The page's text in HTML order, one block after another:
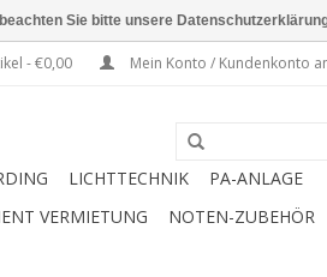
- €0,00 Mein Konto / Kundenkonto
LICHTTECHNIK
PA-ANLAGE
VERMIETUNG
NOTEN-ZUBEHÖR
Sie bitte unsere